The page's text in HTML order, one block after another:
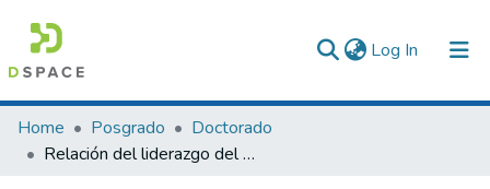
Log In (current)
Communities & Collections
All of DSpace
Home Posgrado
Doctorado
Relación del liderazgo del director en el desempeño de los docentes de la Institución Educativa N° 40206 Señor de los Milagros Arequipa 2019